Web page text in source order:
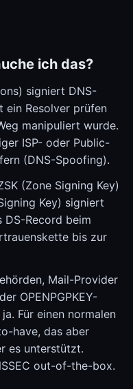
ich das?
signiert DNS-
ein Resolver prüfen
manipuliert wurde.
ISP- oder Public-
(DNS-Spoofing).
(Zone Signing Key)
Key) signiert
DS-Record beim
bis zur
Mail-Provider
OPENPGPKEY-
Für einen normalen
have, das aber
es unterstützt.
out-of-the-box.